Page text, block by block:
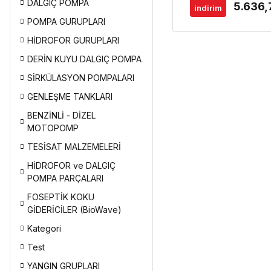
DALGIÇ POMPA
POMPA GURUPLARI
HİDROFOR GURUPLARI
DERİN KUYU DALGIÇ POMPA
SİRKÜLASYON POMPALARI
GENLEŞME TANKLARI
BENZİNLİ - DİZEL
MOTOPOMP
TESİSAT MALZEMELERİ
HİDROFOR ve DALGIÇ
POMPA PARÇALARI
FOSEPTİK KOKU
GİDERİCİLER (BioWave)
Kategori
Test
YANGIN GRUPLARI
indirim